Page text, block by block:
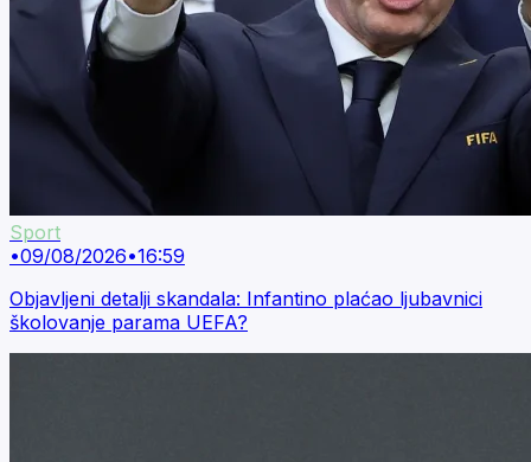
Sport
•09/08/2026•16:59
Objavljeni detalji skandala: Infantino plaćao ljubavnici
školovanje parama UEFA?